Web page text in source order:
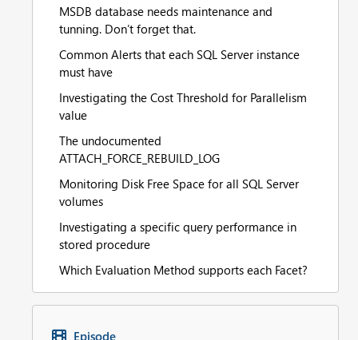
MSDB database needs maintenance and
tunning. Don’t forget that.
Common Alerts that each SQL Server instance
must have
Investigating the Cost Threshold for Parallelism
value
The undocumented
ATTACH_FORCE_REBUILD_LOG
Monitoring Disk Free Space for all SQL Server
volumes
Investigating a specific query performance in
stored procedure
Which Evaluation Method supports each Facet?
Episode